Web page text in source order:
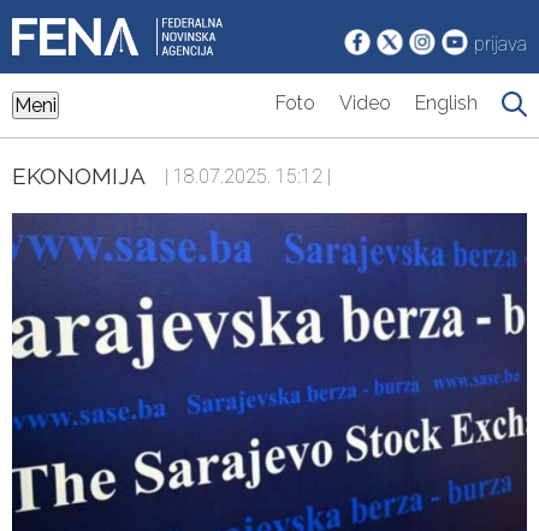
prijava
Meni Foto Video English
EKONOMIJA | 18.07.2025. 15:12 |